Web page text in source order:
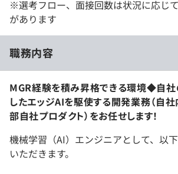
※選考フロー、面接回数は状況に応じ
があります
職務内容
MGR経験を積み昇格できる環境◆自
したエッジAIを駆使する開発業務（自
部自社プロダクト）をお任せします！
機械学習（AI）エンジニアとして、以
いただきます。